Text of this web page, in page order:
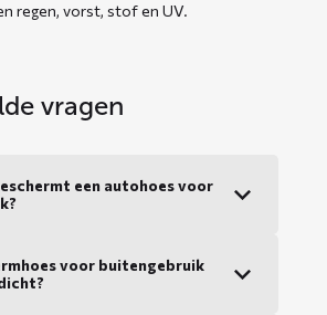
regen, vorst, stof en UV.
vragen
een autohoes voor
voor buitengebruik